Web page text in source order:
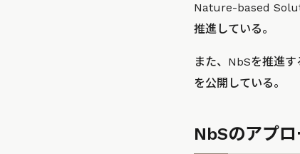
Nature-based
推進している。
また、NbSを推進
を公開している。
NbSのアプ